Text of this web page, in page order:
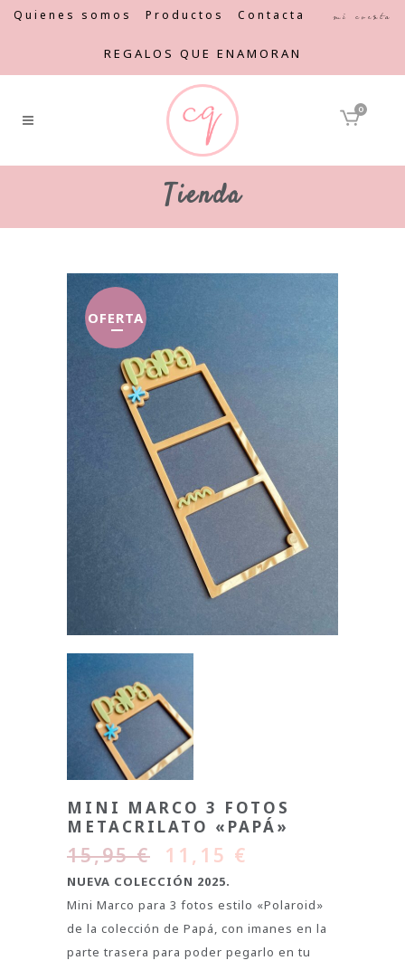
Quienes somos Productos Contacta Mi cuenta
REGALOS QUE ENAMORAN
0
Tienda
OFERTA
MINI MARCO 3 FOTOS
METACRILATO «PAPÁ»
15,95€ 11,15 €
NUEVA COLECCIÓN 2025.
Mini Marco para 3 fotos estilo «Polaroid»
de la colección de Papá, con imanes en la
parte trasera para poder pegarlo en tu